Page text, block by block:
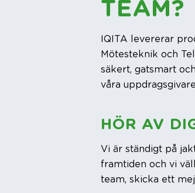
TEAM?
IQITA levererar
Mötesteknik och
säkert, gatsmart
våra
HÖR AV
Vi är ständigt på
framtiden och vi
team, skicka ett